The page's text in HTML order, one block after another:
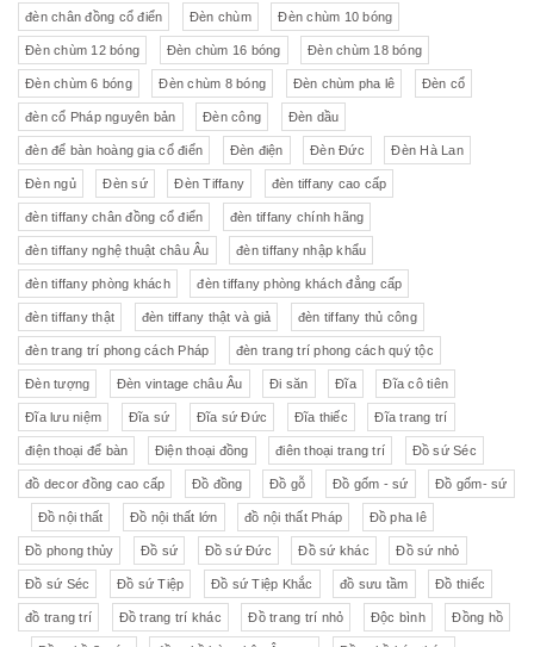
đèn chân đồng cổ điển Đèn chùm Đèn chùm 10 bóng
Đèn chùm 12 bóng Đèn chùm 16 bóng Đèn chùm 18 bóng
Đèn chùm 6 bóng Đèn chùm 8 bóng Đèn chùm pha lê Đèn cổ
đèn cổ Pháp nguyên bản Đèn công Đèn dầu
đèn để bàn hoàng gia cổ điển Đèn điện Đèn Đức Đèn Hà Lan
Đèn ngủ Đèn sứ Đèn Tiffany đèn tiffany cao cấp
đèn tiffany chân đồng cổ điển đèn tiffany chính hãng
đèn tiffany nghệ thuật châu Âu đèn tiffany nhập khẩu
đèn tiffany phòng khách đèn tiffany phòng khách đẳng cấp
đèn tiffany thật đèn tiffany thật và giả đèn tiffany thủ công
đèn trang trí phong cách Pháp đèn trang trí phong cách quý tộc
Đèn tượng Đèn vintage châu Âu Đi săn Đĩa Đĩa cô tiên
Đĩa lưu niệm Đĩa sứ Đĩa sứ Đức Đĩa thiếc Đĩa trang trí
điện thoại để bàn Điện thoại đồng điên thoại trang trí Đồ sứ Séc
đồ decor đồng cao cấp Đồ đồng Đồ gỗ Đồ gốm - sứ Đồ gốm- sứ
Đồ nội thất Đồ nội thất lớn đồ nội thất Pháp Đồ pha lê
Đồ phong thủy Đồ sứ Đồ sứ Đức Đồ sứ khác Đồ sứ nhỏ
Đồ sứ Séc Đồ sứ Tiệp Đồ sứ Tiệp Khắc đồ sưu tầm Đồ thiếc
đồ trang trí Đồ trang trí khác Đồ trang trí nhỏ Độc bình Đồng hồ